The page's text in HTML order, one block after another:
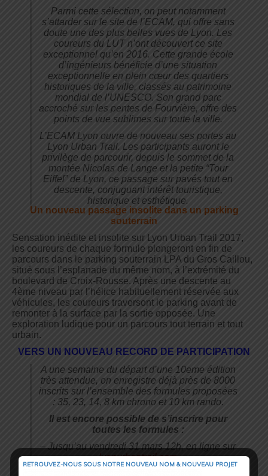
Parmi cette sélection, on peut notamment
s’attarder sur le site de l’ECAM, qui offre sans
doute une des plus belles vues de Lyon. Les
coureurs du LUT n’ont découvert ce site
exceptionnel qu’en 2016. Cette grande école
d’ingénieurs bénéficie d’une situation
exceptionnelle en plein cœur des quartiers
historiques de la ville, classés au patrimoine
mondial de l’UNESCO. Son grand parc
accroché sur les pentes de Fourvière, offre des
points de vue sublimes sur toute la ville.
L’ECAM Lyon ouvre de nouveau ses portes au
Lyon Urban Trail. Les participants auront le
privilège de parcourir, depuis le sommet de la
montée Nicolas de Lange et la petite “Tour
Eiffel” de Lyon, ce passage sur pavés tout en
descente, conjuguant intérêt touristique,
historique et esthétique.
Un nouveau passage insolite dans un parking
souterrain
Sensation inédite et insolite sur Lyon Urban Trail 2017,
les coureurs de chaque formule plongeront en fin de
parcours dans le parking souterrain LPA du Gros Caillou,
situé sous l’esplanade du même nom, à l’extrémité du
boulevard de Croix-Rousse. Après une descente au
4ème niveau par l’hélice habituellement réservée aux
véhicules, les coureurs traversont le parking avant de
remonter à la surface par la sortie opposée. Une
exploration ludique pour un parcours tout terrain et tout
urbain.
VERS UN NOUVEAU RECORD DE PARTICIPATION
A une semaine du départ d’une 10eme édition
très attendue, on enregistre déjà près de 8000
inscrits sur l’ensemble des formules proposées
: 35, 23, 14, 8 km chrono et 10 km rando.
Il est encore possible de s’inscrire pour
toutes les formules :
– Jusqu’au vendredi 31 mars 12h, en ligne sur
lyonurbantrail.com
RETROUVEZ-NOUS SOUS NOTRE NOUVEAU NOM & NOUVEAU PROJET